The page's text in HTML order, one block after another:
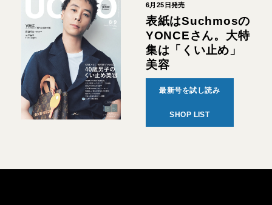
6月25日発売
表紙はSuchmosの
YONCEさん。大特
集は「くい止め」
美容
最新号を試し読み
SHOP LIST